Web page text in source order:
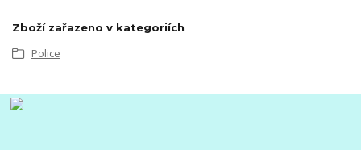
Zboží zařazeno v kategoriích
Police